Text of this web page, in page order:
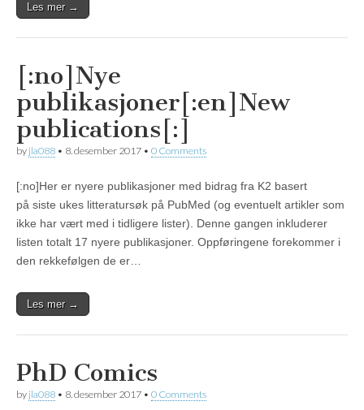
Les mer →
[:no]Nye
publikasjoner[:en]New
publications[:]
by jla088 • 8. desember 2017 • 0 Comments
[:no]Her er nyere publikasjoner med bidrag fra K2 basert
på siste ukes litteratursøk på PubMed (og eventuelt artikler som
ikke har vært med i tidligere lister). Denne gangen inkluderer
listen totalt 17 nyere publikasjoner. Oppføringene forekommer i
den rekkefølgen de er…
Les mer →
PhD Comics
by jla088 • 8. desember 2017 • 0 Comments